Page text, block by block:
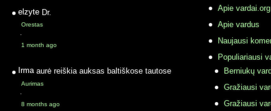
elzyte Dr.
Orestas
·
1 month ago
Irma aurė reiškia auksas baltiškose tautose
Aurimas
·
8 months ago
Apie vardai.org
Apie vardus
Naujausi
Populiariausi
Berniukų
Gražiausi
Gražiausi